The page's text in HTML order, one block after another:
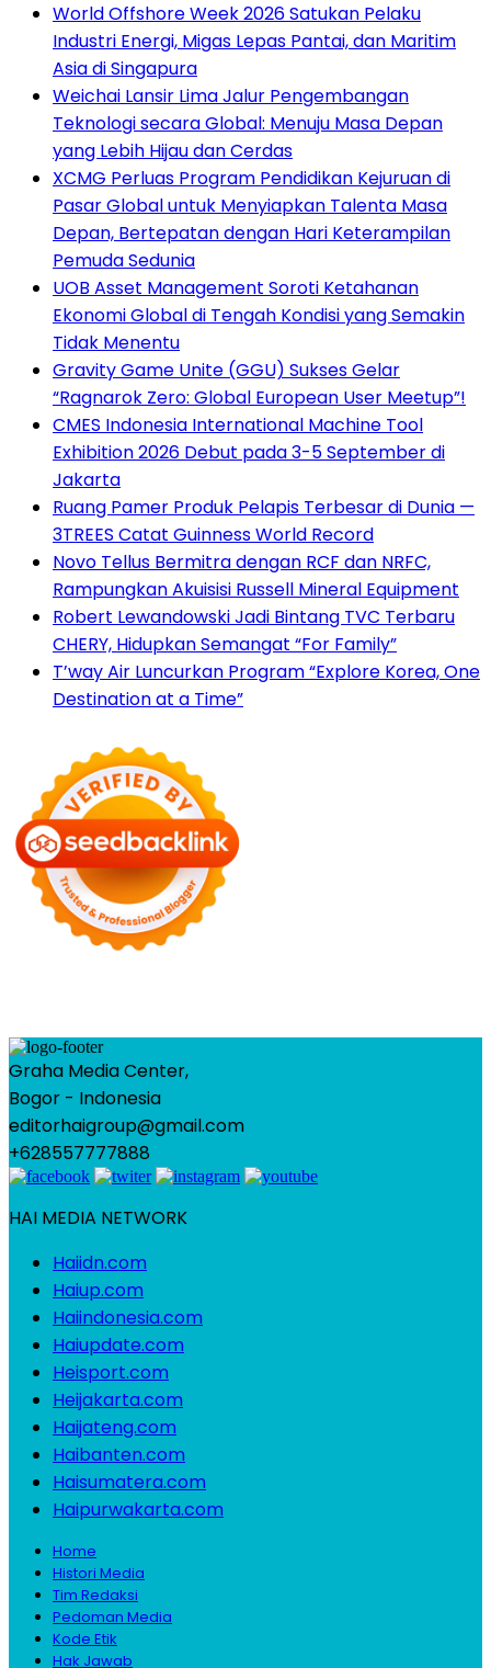
World Offshore Week 2026 Satukan Pelaku
Industri Energi, Migas Lepas Pantai, dan Maritim
Asia di Singapura
Weichai Lansir Lima Jalur Pengembangan
Teknologi secara Global: Menuju Masa Depan
yang Lebih Hijau dan Cerdas
XCMG Perluas Program Pendidikan Kejuruan di
Pasar Global untuk Menyiapkan Talenta Masa
Depan, Bertepatan dengan Hari Keterampilan
Pemuda Sedunia
UOB Asset Management Soroti Ketahanan
Ekonomi Global di Tengah Kondisi yang Semakin
Tidak Menentu
Gravity Game Unite (GGU) Sukses Gelar
“Ragnarok Zero: Global European User Meetup”!
CMES Indonesia International Machine Tool
Exhibition 2026 Debut pada 3-5 September di
Jakarta
Ruang Pamer Produk Pelapis Terbesar di Dunia —
3TREES Catat Guinness World Record
Novo Tellus Bermitra dengan RCF dan NRFC,
Rampungkan Akuisisi Russell Mineral Equipment
Robert Lewandowski Jadi Bintang TVC Terbaru
CHERY, Hidupkan Semangat “For Family”
T’way Air Luncurkan Program “Explore Korea, One
Destination at a Time”
Graha Media Center,
Bogor - Indonesia
editorhaigroup@gmail.com
+628557777888
HAI MEDIA NETWORK
Haiidn.com
Haiup.com
Haiindonesia.com
Haiupdate.com
Heisport.com
Heijakarta.com
Haijateng.com
Haibanten.com
Haisumatera.com
Haipurwakarta.com
Home
Histori Media
Tim Redaksi
Pedoman Media
Kode Etik
Hak Jawab